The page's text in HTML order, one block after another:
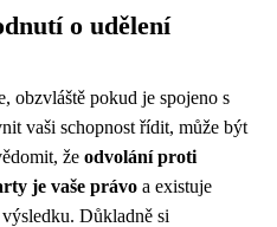
o udělení
obzvláště pokud je spojeno s
vaši schopnost řídit, může být
že odvolání proti
je vaše právo a existuje
Důkladně si